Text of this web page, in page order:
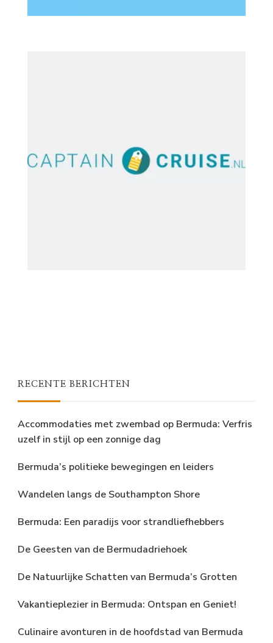
RECENTE BERICHTEN
Accommodaties met zwembad op Bermuda: Verfris
uzelf in stijl op een zonnige dag
Bermuda’s politieke bewegingen en leiders
Wandelen langs de Southampton Shore
Bermuda: Een paradijs voor strandliefhebbers
De Geesten van de Bermudadriehoek
De Natuurlijke Schatten van Bermuda’s Grotten
Vakantieplezier in Bermuda: Ontspan en Geniet!
Culinaire avonturen in de hoofdstad van Bermuda